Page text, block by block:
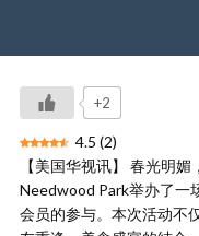
+2
4.5 (2)
【美国华视讯】 春光明
Needwood Park举办了一
会员的参与。本次活动不